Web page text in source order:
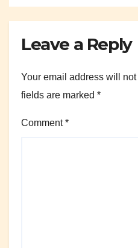
Leave a Reply
Your email address will
fields are marked *
Comment*